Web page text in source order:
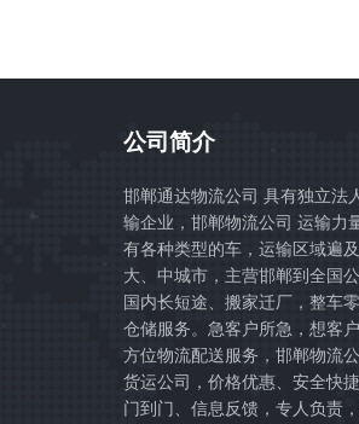
公司简介
邯郸通达物流公司 具有独立法
输企业，邯郸物流公司 运输力
有各种类型的车，运输区域遍
大、中城市，主营邯郸到全国公
国内长短途、搬家迁厂，整车
仓储服务。急客户所急，想客
方位物流配送服务，邯郸物流
货运公司，价格优惠、安全快
门到门、信息反馈，专人负责